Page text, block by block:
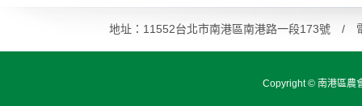
地址：11552台北市南港區南港路一段173號
Copyright © 南港區農